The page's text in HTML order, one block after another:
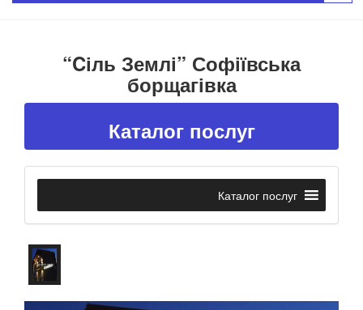
“Cіль Землі” Софіївська
борщагівка
Каталог послуг
Каталог послуг